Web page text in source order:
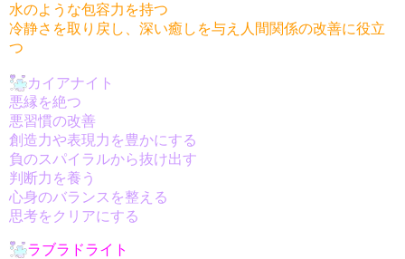
水のような包容力を持つ
冷静さを取り戻し、深い癒しを与え人間関係の改善に役立
つ
カイアナイト
悪縁を絶つ
悪習慣の改善
創造力や表現力を豊かにする
負のスパイラルから抜け出す
判断力を養う
心身のバランスを整える
思考をクリアにする
ラブラドライト